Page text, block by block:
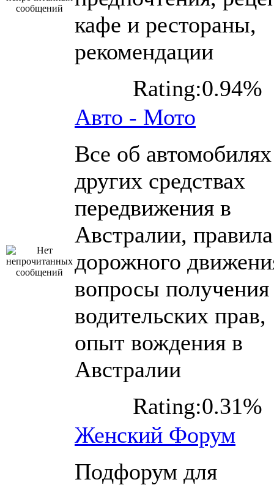
кафе и рестораны,
рекомендации
Rating:0.94%
Авто - Мото
Все об
других средствах
передвижения в
Австралии, правила
дорожного
вопросы получения
водительских прав,
опыт вождения в
Австралии
Rating:0.31%
Женский Форум
Подфорум для